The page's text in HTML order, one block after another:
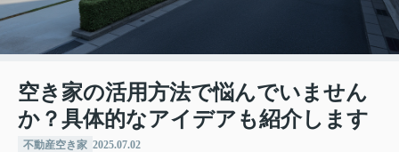
空き家の活用方法で悩んでいません
か？具体的なアイデアも紹介します
不動産空き家 2025.07.02